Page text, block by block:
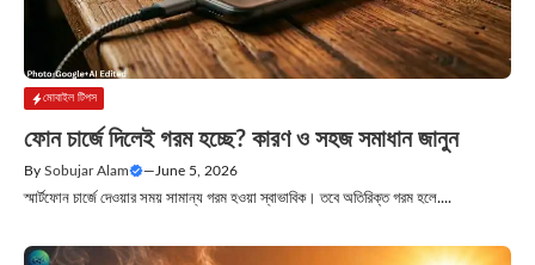
মোবাইল টিপস
ফোন চার্জে দিলেই গরম হচ্ছে? কারণ ও সহজ সমাধান জানুন
By Sobujar Alam — June 5, 2026
স্মার্টফোন চার্জে দেওয়ার সময় সামান্য গরম হওয়া স্বাভাবিক। তবে অতিরিক্ত গরম হলে....